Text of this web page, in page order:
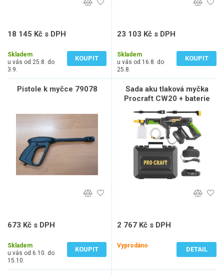
18 145 Kč s DPH
Skladem
u vás od 25.8. do
3.9.
KOUPIT
23 103 Kč s DPH
Skladem
u vás od 16.8. do
25.8.
KOUPIT
Pistole k myčce 79078
673 Kč s DPH
Skladem
u vás od 6.10. do
15.10.
KOUPIT
Sada aku tlaková myčka
Procraft CW20 + baterie
20/2A a nabíječka 20/1 |
SCW20/20-2A
2 767 Kč s DPH
Vyprodáno
DETAIL